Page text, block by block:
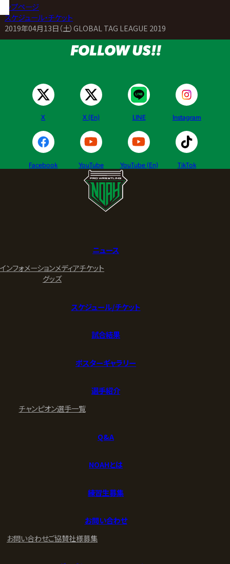
トップページ
>スケジュール・チケット
2019年04月13日（土）GLOBAL TAG LEAGUE 2019
FOLLOW US!!
X X (En) LINE Instagram
Facebook YouTube YouTube (En) TikTok
ニュース
インフォメーションメディアチケット
グッズ
スケジュール/チケット
試合結果
ポスターギャラリー
選手紹介
チャンピオン選手一覧
Q&A
NOAHとは
練習生募集
お問い合わせ
お問い合わせご協賛社様募集